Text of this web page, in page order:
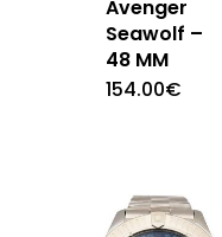
Avenger
Seawolf –
48 MM
154.00€